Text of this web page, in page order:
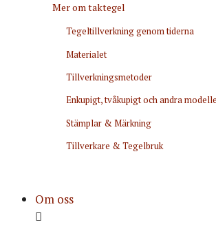
Mer om taktegel
Tegeltillverkning genom tiderna
Materialet
Tillverkningsmetoder
Enkupigt, tvåkupigt och andra
Stämplar & Märkning
Tillverkare & Tegelbruk
Om oss